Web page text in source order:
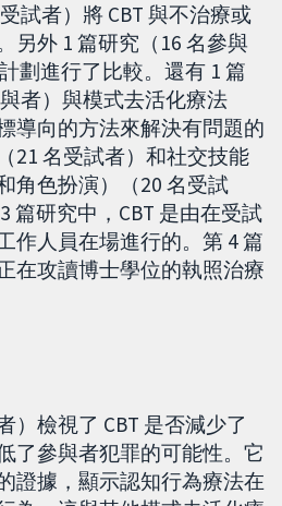
試者）將 CBT 與不治療或
另外 1 篇研究（16 名參與
劃進行了比較。還有 1 篇
者）與模式去活化療法
導向的方法來解決有問題的
21 名受試者）和社交技能
角色扮演）（20 名受試
篇研究中，CBT 是由在受試
作人員在場進行的。第 4 篇
在攻讀博士學位的執照治療
）檢視了 CBT 是否減少了
了參與者犯罪的可能性。它
證據，顯示認知行為療法在